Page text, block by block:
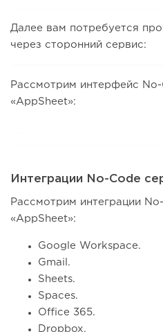
Далее вам потребуется
через сторонний сервис:
Рассмотрим интерфейс No-
«AppSheet»:
Интеграции No-Code
Рассмотрим интеграции
«AppSheet»:
Google Workspace.
Gmail.
Sheets.
Spaces.
Office 365.
Dropbox.